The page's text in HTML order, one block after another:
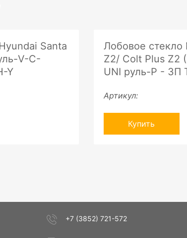
Santa
V-C-
Y
Лобовое
Z2/ Colt Plus Z2
UNI руль-P - ЗП
Артикул:
Купить
+7 (3852) 721-572